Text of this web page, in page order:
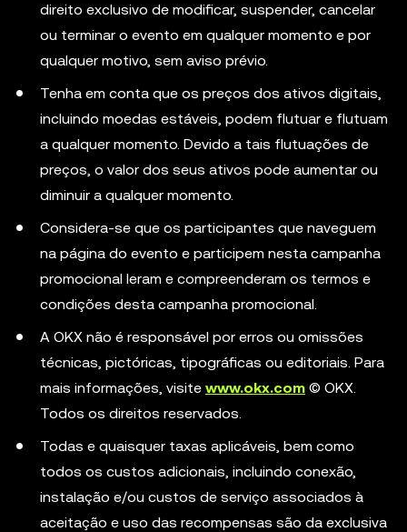
direito exclusivo de modificar, suspender, cancelar
ou terminar o evento em qualquer momento e por
qualquer motivo, sem aviso prévio.
Tenha em conta que os preços dos ativos digitais,
incluindo moedas estáveis, podem flutuar e flutuam
a qualquer momento. Devido a tais flutuações de
preços, o valor dos seus ativos pode aumentar ou
diminuir a qualquer momento.
Considera-se que os participantes que naveguem
na página do evento e participem nesta campanha
promocional leram e compreenderam os termos e
condições desta campanha promocional.
A OKX não é responsável por erros ou omissões
técnicas, pictóricas, tipográficas ou editoriais. Para
mais informações, visite www.okx.com © OKX.
Todos os direitos reservados.
Todas e quaisquer taxas aplicáveis, bem como
todos os custos adicionais, incluindo conexão,
instalação e/ou custos de serviço associados à
aceitação e uso das recompensas são da exclusiva